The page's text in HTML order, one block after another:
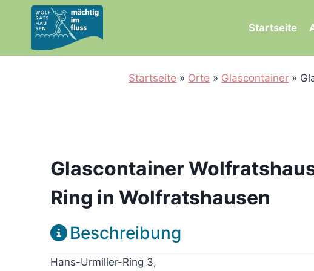
springen
Startseite
Startseite » Orte » Glascontainer »
Glascontainer
Ring in Wolfratshausen
Beschreibung
Hans-Urmiller-Ring 3,